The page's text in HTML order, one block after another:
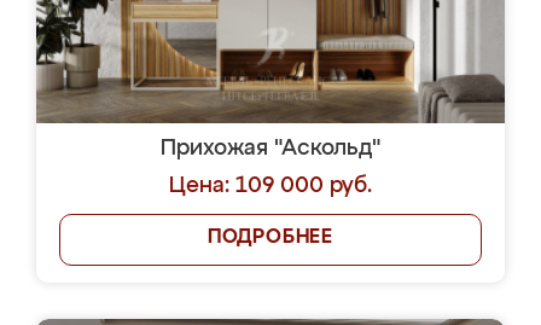
Прихожая "Аскольд"
Цена: 109 000 руб.
ПОДРОБНЕЕ